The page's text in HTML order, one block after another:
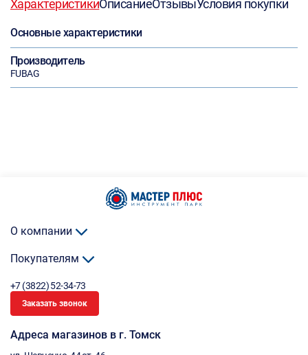
ХарактеристикиОписаниеОтзывыУсловия покупки
Основные характеристики
Производитель
FUBAG
О компании
Покупателям
+7 (3822) 52-34-73
Заказать звонок
Адреса магазинов в г. Томск